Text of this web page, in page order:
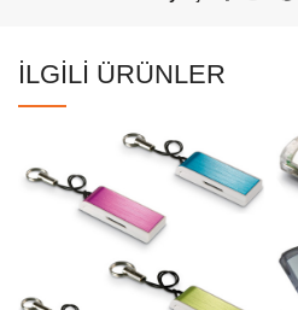
İLGILI ÜRÜNLER